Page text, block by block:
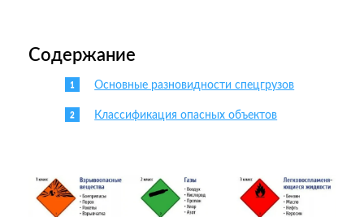
Содержание
Основные разновидности спецгрузов
Классификация опасных объектов